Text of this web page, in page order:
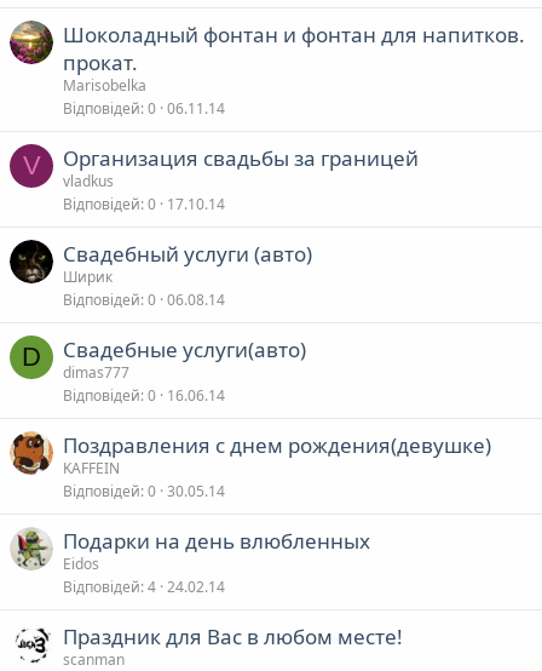
Шоколадный фонтан и фонтан для напитков.
прокат.
Marisobelka
Відповідей 0 06.11.14
V Организация свадьбы за границей
vladkus
Відповідей 0 17.10.14
Свадебный услуги (авто)
Ширик
Відповідей 0 06.08.14
D Свадебные услуги(авто)
dimas777
Відповідей 0 16.06.14
Поздравления с днем рождения(девушке)
KAFFEIN
Відповідей 0 30.05.14
Подарки на день влюбленных
Eidos
Відповідей 4 24.02.14
Праздник для Вас в любом месте!
scanman